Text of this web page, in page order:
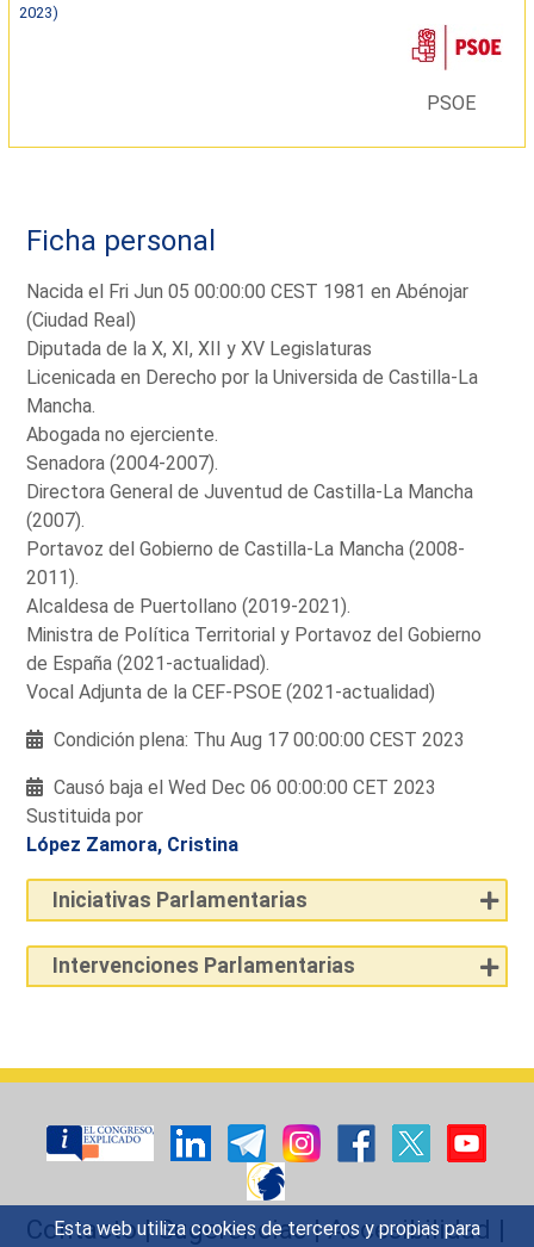
Esta web utiliza cookies de terceros y propias para
2023)
PSOE
Ficha personal
Nacida el Fri Jun 05 00:00:00 CEST 1981 en Abénojar
(Ciudad Real)
Diputada de la X, XI, XII y XV Legislaturas
Licenicada en Derecho por la Universida de Castilla-La
Mancha.
Abogada no ejerciente.
Senadora (2004-2007).
Directora General de Juventud de Castilla-La Mancha
(2007).
Portavoz del Gobierno de Castilla-La Mancha (2008-
2011).
Alcaldesa de Puertollano (2019-2021).
Ministra de Política Territorial y Portavoz del Gobierno
de España (2021-actualidad).
Vocal Adjunta de la CEF-PSOE (2021-actualidad)
Condición plena: Thu Aug 17 00:00:00 CEST 2023
Causó baja el Wed Dec 06 00:00:00 CET 2023
Sustituida por
López Zamora, Cristina
Iniciativas Parlamentarias
Intervenciones Parlamentarias
Contacto|Sugerencias|Accesibilidad |